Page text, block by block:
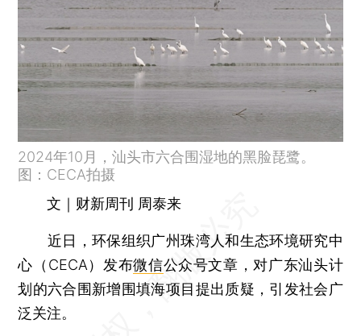
2024年10月，汕头市六合围湿地的黑脸琵鹭。
图：CECA拍摄
文｜财新周刊 周泰来
近日，环保组织广州珠湾人和生态环境研究中
心（CECA）发布微信公众号文章，对广东汕头计
划的六合围新增围填海项目提出质疑，引发社会广
泛关注。